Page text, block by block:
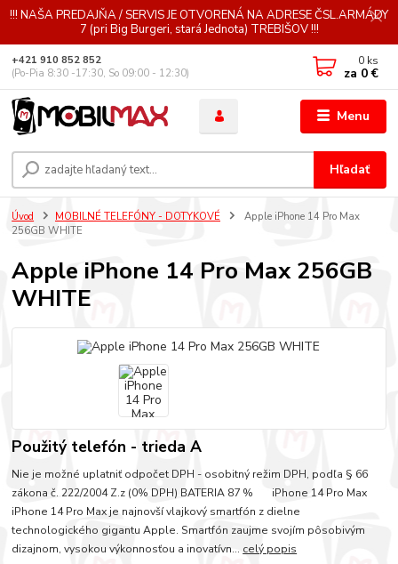
!!! NAŠA PREDAJŇA / SERVIS JE OTVORENÁ NA ADRESE ČSL.ARMÁDY
7 (pri Big Burgeri, stará Jednota) TREBIŠOV !!!
Menu
Hľadať
+421 910 852 852
(Po-Pia 8:30 -17:30, So 09:00 - 12:30)
0 ks
za 0 €
Úvod MOBILNÉ TELEFÓNY - DOTYKOVÉ
Apple iPhone 14 Pro Max
256GB WHITE
Apple iPhone 14 Pro Max 256GB
WHITE
Použitý telefón - trieda A
Nie je možné uplatniť odpočet DPH - osobitný režim DPH, podľa § 66
zákona č. 222/2004 Z.z (0% DPH) BATERIA 87 % iPhone 14 Pro Max
iPhone 14 Pro Max je najnovší vlajkový smartfón z dielne
technologického gigantu Apple. Smartfón zaujme svojím pôsobivým
dizajnom, vysokou výkonnosťou a inovatívn... celý popis